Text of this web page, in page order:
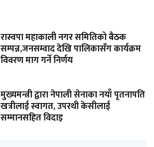
रास्वपा महाकाली नगर समितिको बैठक
सम्पन्न,जनसम्वाद देखि पालिकासँग कार्यक्रम
विवरण माग गर्ने निर्णय
मुख्यमन्त्री द्वारा नेपाली सेनाका नयाँ पृतनापति
खत्रीलाई स्वागत, उपरथी केसीलाई
सम्मानसहित विदाइ